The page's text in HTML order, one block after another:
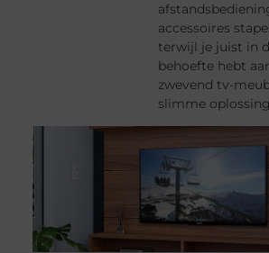
accessoires
terwijl je juist in
behoefte hebt
zwevend tv-
slimme